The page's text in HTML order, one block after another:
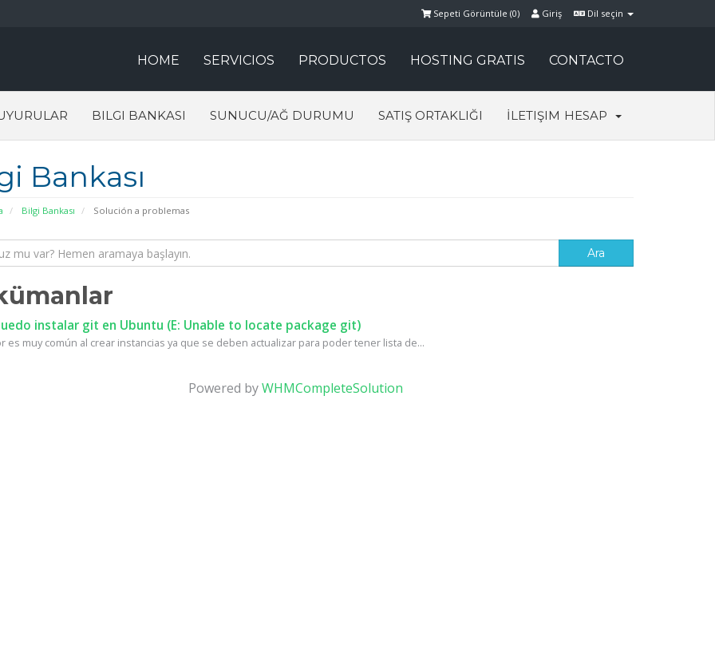
Dil seçin
Giriş
Sepeti Görüntüle (0)
HOME SERVICIOS PRODUCTOS HOSTING GRATIS CONTACTO
BILGI BANKASI SUNUCU/AĞ DURUMU SATIŞ ORTAKLIĞI İLETIŞIM HESAP
Bankası
Bilgi Bankası Solución a problemas
instalar git en Ubuntu (E: Unable to locate package git)
es muy común al crear instancias ya que se deben actualizar para poder tener lista de...
Powered byWHMCompleteSolution